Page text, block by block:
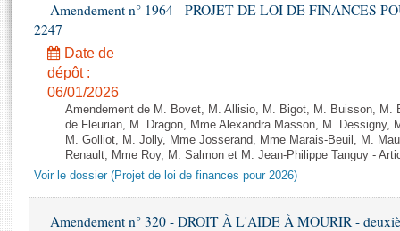
Propositions de loi
Amendements
Textes adoptés
Rapports d'information
Rapports d'enquête
Rapports législatifs
Rapports sur l'application des lois
Histoire
Juniors
Anciennes législatures
Liens vers les sites publics
Photos libres de droit
Amendement n° 1964 - PROJET DE LOI DE FINANCES
2247
Date de
dépôt :
06/01/2026
Amendement de M. Bovet, M. Allisio, M. Bigot, M. Buisson, M.
de Fleurian, M. Dragon, Mme Alexandra Masson, M. Dessigny,
M. Golliot, M. Jolly, Mme Josserand, Mme Marais-Beuil, M.
Renault, Mme Roy, M. Salmon et M. Jean-Philippe Tanguy -
Voir le dossier (Projet de loi de finances pour 2026)
Amendement n° 320 - DROIT À L'AIDE À MOURIR -